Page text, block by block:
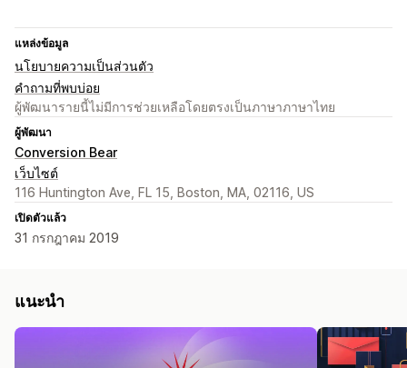
แหล่งข้อมูล
นโยบายความเป็นส่วนตัว
คำถามที่พบบ่อย
ผู้พัฒนารายนี้ไม่มีการช่วยเหลือโดยตรงเป็นภาษาภาษาไทย
ผู้พัฒนา
Conversion Bear
เว็บไซต์
116 Huntington Ave, FL 15, Boston, MA, 02116, US
เปิดตัวแล้ว
31 กรกฎาคม 2019
แนะนำ